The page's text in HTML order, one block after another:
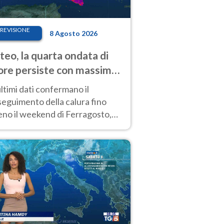
8 Agosto 2026
la quarta ondata di
persiste con massime
molto elevate
dati confermano il
della calura fino
il weekend di Ferragosto,
prossima